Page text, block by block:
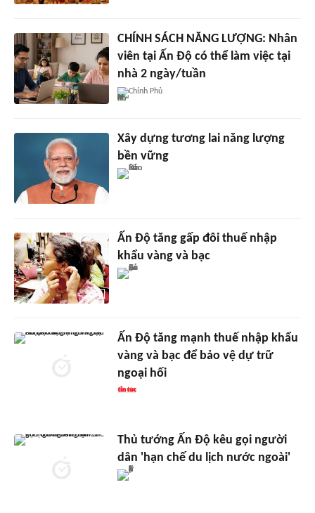
CHÍNH SÁCH NĂNG LƯỢNG: Nhân
viên tại Ấn Độ có thể làm việc tại
nhà 2 ngày/tuần
Chính Phủ
Xây dựng tương lai năng lượng
bền vững
Ấn Độ tăng gấp đôi thuế nhập
khẩu vàng và bạc
Ấn Độ tăng mạnh thuế nhập khẩu
vàng và bạc để bảo vệ dự trữ
ngoại hối
Thủ tướng Ấn Độ kêu gọi người
dân 'hạn chế du lịch nước ngoài'